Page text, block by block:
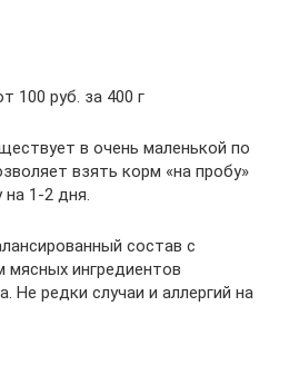
100 руб. за 400 г
в очень маленькой по
взять корм «на пробу»
на 1-2 дня.
состав с
мясных ингредиентов
Не редки случаи и аллергий на